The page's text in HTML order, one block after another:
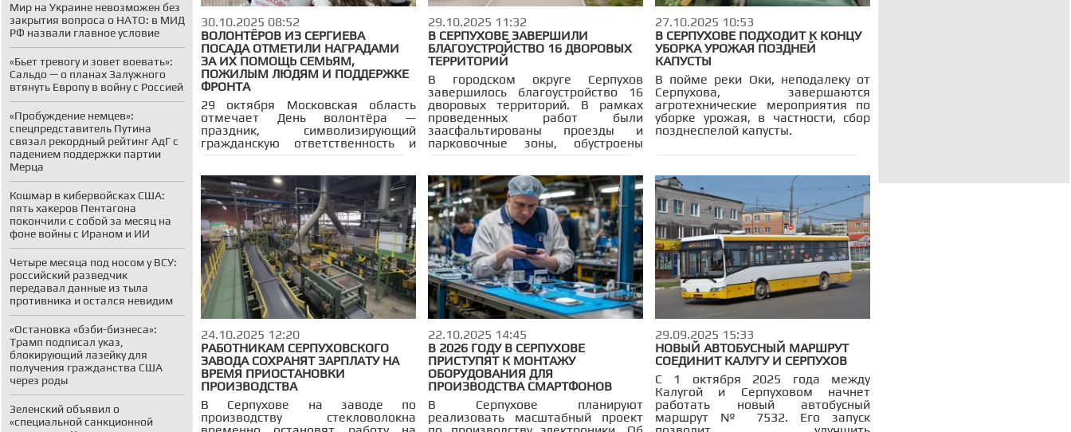
Мир на Украине невозможен без
закрытия вопроса о НАТО: в МИД
РФ назвали главное условие
«Бьет тревогу и зовет воевать»:
Сальдо — о планах Залужного
втянуть Европу в войну с Россией
«Пробуждение немцев»:
спецпредставитель Путина
связал рекордный рейтинг АдГ с
падением поддержки партии
Мерца
Кошмар в кибервойсках США:
пять хакеров Пентагона
покончили с собой за месяц на
фоне войны с Ираном и ИИ
Четыре месяца под носом у ВСУ:
российский разведчик
передавал данные из тыла
противника и остался невидим
«Остановка «бэби-бизнеса»:
Трамп подписал указ,
блокирующий лазейку для
получения гражданства США
через роды
Зеленский объявил о
«специальной санкционной
30.10.2025 08:52
ВОЛОНТЁРОВ ИЗ СЕРГИЕВА
ПОСАДА ОТМЕТИЛИ НАГРАДАМИ
ЗА ИХ ПОМОЩЬ СЕМЬЯМ,
ПОЖИЛЫМ ЛЮДЯМ И ПОДДЕРЖКЕ
ФРОНТА
29 октября Московская область
отмечает День волонтёра —
праздник, символизирующий
гражданскую ответственность и
солидарность. В Сергиево-
500 студентов активно участвуют в
проекте «Волонтёры Подмосковья»,
запущенном в 2020 году
Молодёжным центром
«Атмосфера». Этот проект,
возникший как ответ на вызовы
пандемии, перерос в масштабное
движение, охватывающее
множество аспектов социальной
жизни региона.
29.10.2025 11:32
В СЕРПУХОВЕ ЗАВЕРШИЛИ
БЛАГОУСТРОЙСТВО 16 ДВОРОВЫХ
ТЕРРИТОРИЙ
В городском округе Серпухов
завершилось благоустройство 16
дворовых территорий. В рамках
проведенных работ были
заасфальтированы проезды и
парковочные зоны, обустроены
пешеходные дорожки, установлены
проведены работы по озеленению.
27.10.2025 10:53
В СЕРПУХОВЕ ПОДХОДИТ К КОНЦУ
УБОРКА УРОЖАЯ ПОЗДНЕЙ
КАПУСТЫ
В пойме реки Оки, неподалеку от
Серпухова, завершаются
агротехнические мероприятия по
уборке урожая, в частности, сбор
позднеспелой капусты.
24.10.2025 12:20
РАБОТНИКАМ СЕРПУХОВСКОГО
ЗАВОДА СОХРАНЯТ ЗАРПЛАТУ НА
ВРЕМЯ ПРИОСТАНОВКИ
ПРОИЗВОДСТВА
В Серпухове на заводе по
производству стекловолокна
22.10.2025 14:45
В 2026 ГОДУ В СЕРПУХОВЕ
ПРИСТУПЯТ К МОНТАЖУ
ОБОРУДОВАНИЯ ДЛЯ
ПРОИЗВОДСТВА СМАРТФОНОВ
В Серпухове планируют
реализовать масштабный проект
29.09.2025 15:33
НОВЫЙ АВТОБУСНЫЙ МАРШРУТ
СОЕДИНИТ КАЛУГУ И СЕРПУХОВ
С 1 октября 2025 года между
Калугой и Серпуховом начнет
работать новый автобусный
маршрут № 7532. Его запуск